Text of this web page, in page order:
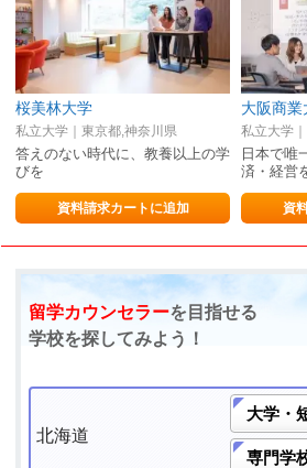
桜美林大学
私立大学｜東京都,神奈川県
答えのない時代に、教養以上の学
びを
資料請求カートに追加
大阪商業
私立大学
日本で唯
済・経営
資
留学カウンセラーを目指せる
学校を探してみよう！
北海道
大学・
専門学